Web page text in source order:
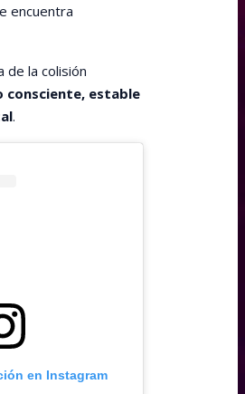
encuentra
de la colisión
consciente, estable
.
en Instagram